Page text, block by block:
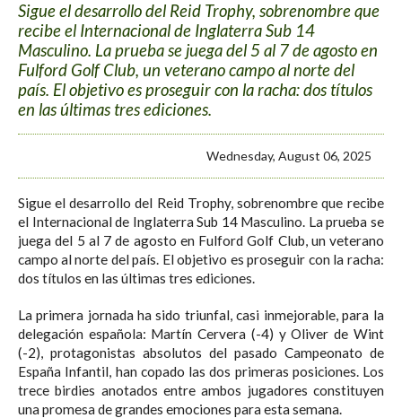
Sigue el desarrollo del Reid Trophy, sobrenombre que
recibe el Internacional de Inglaterra Sub 14
Masculino. La prueba se juega del 5 al 7 de agosto en
Fulford Golf Club, un veterano campo al norte del
país. El objetivo es proseguir con la racha: dos títulos
en las últimas tres ediciones.
Wednesday, August 06, 2025
Sigue el desarrollo del Reid Trophy, sobrenombre que recibe
el Internacional de Inglaterra Sub 14 Masculino. La prueba se
juega del 5 al 7 de agosto en Fulford Golf Club, un veterano
campo al norte del país. El objetivo es proseguir con la racha:
dos títulos en las últimas tres ediciones.
La primera jornada ha sido triunfal, casi inmejorable, para la
delegación española: Martín Cervera (-4) y Oliver de Wint
(-2), protagonistas absolutos del pasado Campeonato de
España Infantil, han copado las dos primeras posiciones. Los
trece birdies anotados entre ambos jugadores constituyen
una promesa de grandes emociones para esta semana.